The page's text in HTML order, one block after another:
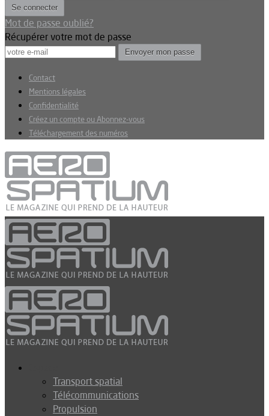
Mot de passe oublié?
Récupérer votre mot de passe
Contact
Mentions légales
Confidentialité
Créez un compte ou Abonnez-vous
Téléchargement des numéros
Transport spatial
Télécommunications
Propulsion